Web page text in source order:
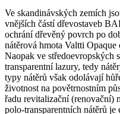
Ve skandinávských zemích
vnějších částí dřevostaveb
ochrání dřevěný povrch po
nátěrová hmota Valtti
Naopak ve středoevropských
transparentní lazury, tedy
typy nátěrů však odolávají
životnost na povětrnostním
řadu revitalizační (renovační)
polo-transparentních nátěrů je